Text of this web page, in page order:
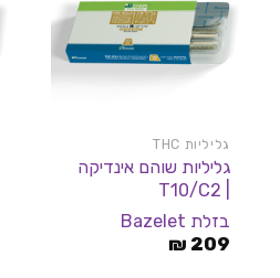
גליליות THC
גליליות שוהם אינדיקה
בזלת Bazelet
209
₪